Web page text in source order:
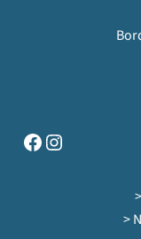
Facebook
Instagram
>